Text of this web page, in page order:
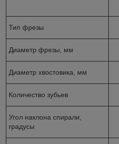
Тип фрезы
Диаметр фрезы, мм
Диаметр хвостовика, мм
Количество зубьев
Угол наклона спирали,
градусы